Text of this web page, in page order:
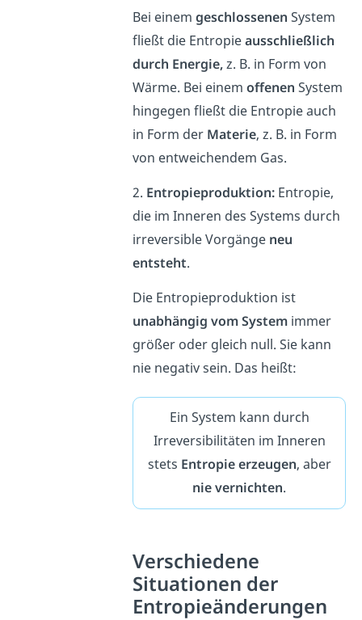
Bei einemgeschlossenen System
fließt die Entropieausschließlich
durch Energie,z. B. in Form von
Wärme. Bei einemoffenen System
hingegen fließt die Entropie auch
in Form der Materie, z. B. in Form
von entweichendem Gas.
2. Entropieproduktion: Entropie,
die im Inneren des Systems durch
irreversible Vorgänge neu
entsteht.
Die Entropieproduktion ist
unabhängig vom System immer
größer oder gleich null. Sie kann
nie negativ sein. Das heißt:
Ein System kann durch
Irreversibilitäten im Inneren
stets Entropieerzeugen, aber
nie vernichten.
Verschiedene
Situationen der
Entropieänderungen